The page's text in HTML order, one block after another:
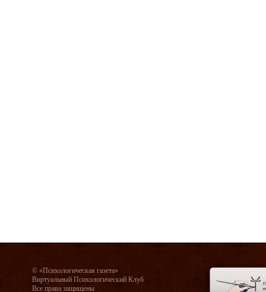
© «Психологическая газета»
Виртуальный Психологический Клуб
Все права защищены